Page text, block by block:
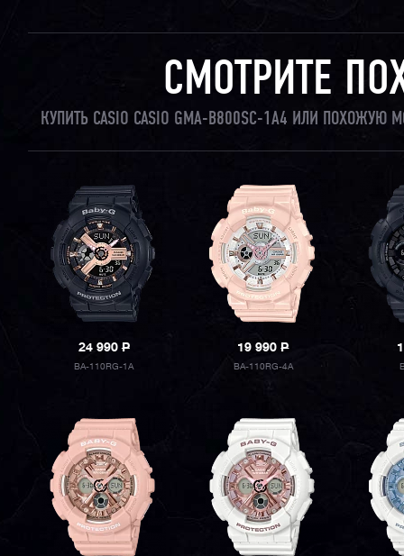
СМОТРИТЕ
КУПИТЬ CASIO CASIO GMA-B800SC-1A4 ИЛИ
24 990P
BA-110RG-1A
19 990P
BA-110RG-4A